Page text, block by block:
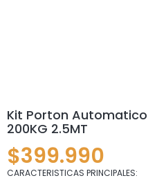
Kit Porton
200KG 2.5MT
$399.990
CARACTERISTICAS PRINCIPALES: